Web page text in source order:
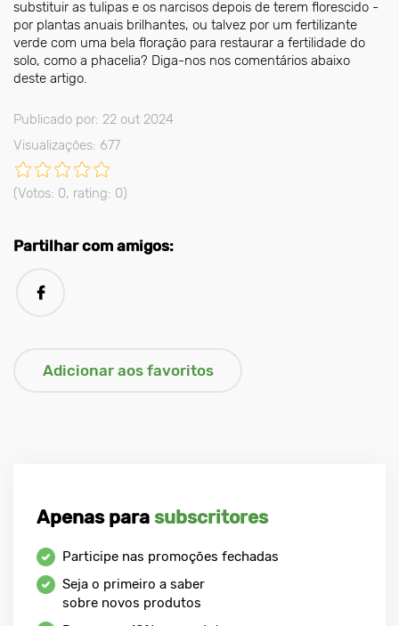
substituir as tulipas e os narcisos depois de terem florescido -
por plantas anuais brilhantes, ou talvez por um fertilizante
verde com uma bela floração para restaurar a fertilidade do
solo, como a phacelia? Diga-nos nos comentários abaixo
deste artigo.
Publicado por: 22 out 2024
Visualizações: 677
(Votos: 0, rating: 0)
Partilhar com amigos:
Apenas para subscritores
Participe nas promoções fechadas
Seja o primeiro a saber
sobre novos produtos